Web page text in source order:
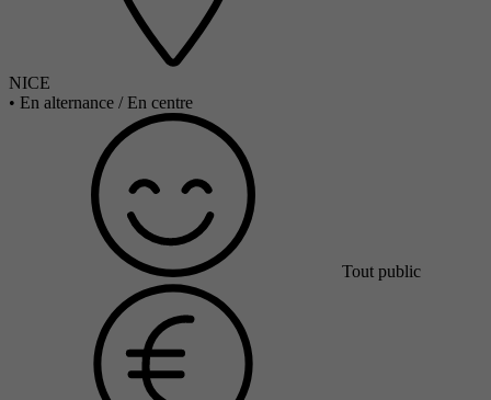
NICE
• En alternance / En centre
Tout public